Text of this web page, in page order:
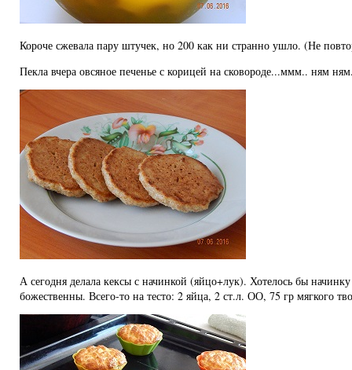
Короче сжевала пару штучек, но 200 как ни странно ушло. (Не
Пекла вчера овсяное печенье с корицей на сковороде...ммм.. ням
А сегодня делала кексы с начинкой (яйцо+лук). Хотелось бы
божественны. Всего-то на тесто: 2 яйца, 2 ст.л. ОО, 75 гр мягкого